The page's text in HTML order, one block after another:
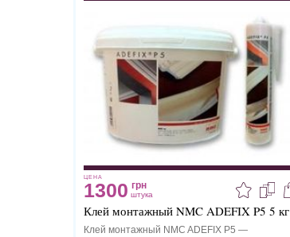
ЦЕНА
1300 грн
штука
Клей монтажный NMC ADEFIX P5 5 кг
Клей монтажный NMC ADEFIX P5 —